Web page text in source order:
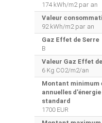
174 kWh/m2 par an
Valeur
92 kWh/m2 par an
Gaz Effet de Serre
B
Valeur Gaz Effet
6 Kg CO2/m2/an
Montant minimum
annuelles
standard
1700 EUR